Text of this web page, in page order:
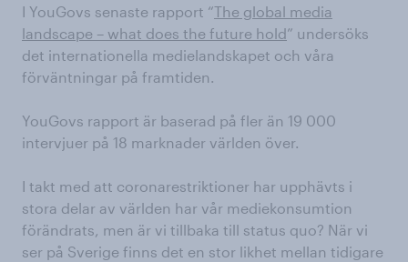
I YouGovs senaste rapport “The global media
landscape – what does the future hold” undersöks
det internationella medielandskapet och våra
förväntningar på framtiden.
YouGovs rapport är baserad på fler än 19 000
intervjuer på 18 marknader världen över.
I takt med att coronarestriktioner har upphävts i
stora delar av världen har vår mediekonsumtion
förändrats, men är vi tillbaka till status quo? När vi
ser på Sverige finns det en stor likhet mellan tidigare